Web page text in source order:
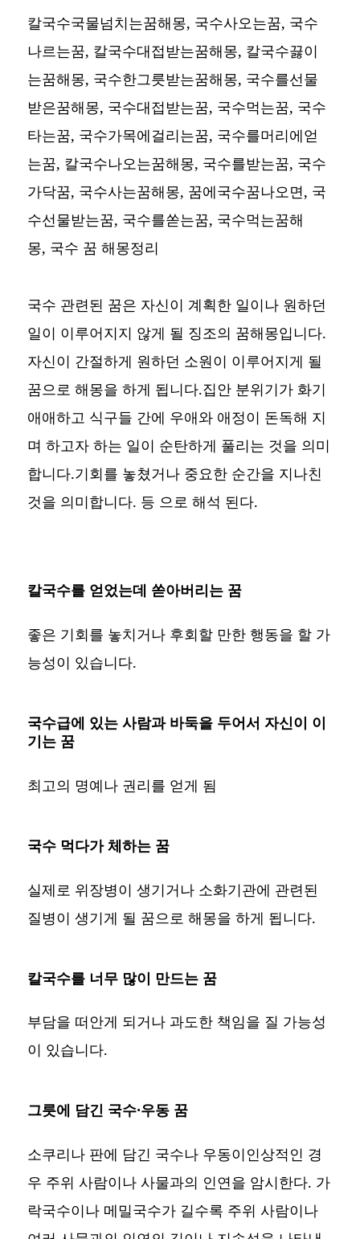
칼국수국물넘치는꿈해몽, 국수사오는꿈, 국수
나르는꿈, 칼국수대접받는꿈해몽, 칼국수끓이
는꿈해몽, 국수한그릇받는꿈해몽, 국수를선물
받은꿈해몽, 국수대접받는꿈, 국수먹는꿈, 국수
타는꿈, 국수가목에걸리는꿈, 국수를머리에얻
는꿈, 칼국수나오는꿈해몽, 국수를받는꿈, 국수
가닥꿈, 국수사는꿈해몽, 꿈에국수꿈나오면, 국
수선물받는꿈, 국수를쏟는꿈, 국수먹는꿈해
몽, 국수 꿈 해몽정리
국수 관련된 꿈은 자신이 계획한 일이나 원하던
일이 이루어지지 않게 될 징조의 꿈해몽입니다.
자신이 간절하게 원하던 소원이 이루어지게 될
꿈으로 해몽을 하게 됩니다.집안 분위기가 화기
애애하고 식구들 간에 우애와 애정이 돈독해 지
며 하고자 하는 일이 순탄하게 풀리는 것을 의미
합니다.기회를 놓쳤거나 중요한 순간을 지나친
것을 의미합니다. 등 으로 해석 된다.
칼국수를 얻었는데 쏟아버리는 꿈
좋은 기회를 놓치거나 후회할 만한 행동을 할 가
능성이 있습니다.
국수급에 있는 사람과 바둑을 두어서 자신이 이
기는 꿈
최고의 명예나 권리를 얻게 됨
국수 먹다가 체하는 꿈
실제로 위장병이 생기거나 소화기관에 관련된
질병이 생기게 될 꿈으로 해몽을 하게 됩니다.
칼국수를 너무 많이 만드는 꿈
부담을 떠안게 되거나 과도한 책임을 질 가능성
이 있습니다.
그릇에 담긴 국수·우동 꿈
소쿠리나 판에 담긴 국수나 우동이인상적인 경
우 주위 사람이나 사물과의 인연을 암시한다. 가
락국수이나 메밀국수가 길수록 주위 사람이나